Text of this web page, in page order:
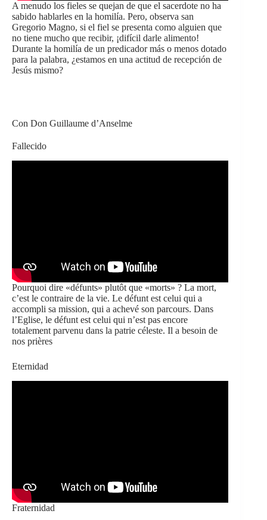
A menudo los fieles se quejan de que el sacerdote no ha
sabido hablarles en la homilía. Pero, observa san
Gregorio Magno, si el fiel se presenta como alguien que
no tiene mucho que recibir, ¡difícil darle alimento!
Durante la homilía de un predicador más o menos dotado
para la palabra, ¿estamos en una actitud de recepción de
Jesús mismo?
Con Don Guillaume d’Anselme
Fallecido
Pourquoi dire «défunts» plutôt que «morts» ? La mort,
c’est le contraire de la vie. Le défunt est celui qui a
accompli sa mission, qui a achevé son parcours. Dans
l’Eglise, le défunt est celui qui n’est pas encore
totalement parvenu dans la patrie céleste. Il a besoin de
nos prières
Eternidad
Fraternidad